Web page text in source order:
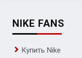
NIKE FANS
Купить Nike